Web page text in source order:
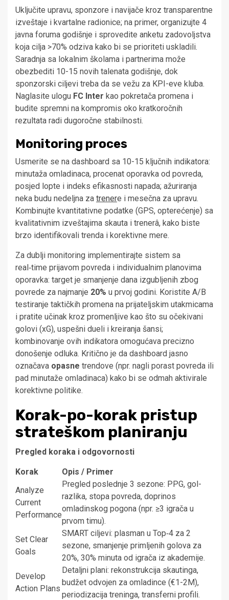
Uključite upravu, sponzore i navijače kroz transparentne
izveštaje i kvartalne radionice; na primer, organizujte 4
javna foruma godišnje i sprovedite anketu zadovoljstva
koja cilja >70% odziva kako bi se prioriteti uskladili.
Saradnja sa lokalnim školama i partnerima može
obezbediti 10-15 novih talenata godišnje, dok
sponzorski ciljevi treba da se vežu za KPI-eve kluba.
Naglasite ulogu FC Inter kao pokretača promena i
budite spremni na kompromis oko kratkoročnih
rezultata radi dugoročne stabilnosti.
Monitoring proces
Usmerite se na dashboard sa 10-15 ključnih indikatora:
minutaža omladinaca, procenat oporavka od povreda,
posjed lopte i indeks efikasnosti napada; ažuriranja
neka budu nedeljna za trenere i mesečna za upravu.
Kombinujte kvantitativne podatke (GPS, opterećenje) sa
kvalitativnim izveštajima skauta i trenerâ, kako biste
brzo identifikovali trenda i korektivne mere.
Za dublji monitoring implementirajte sistem sa
real‑time prijavom povreda i individualnim planovima
oporavka: target je smanjenje dana izgubljenih zbog
povrede za najmanje 20% u prvoj godini. Koristite A/B
testiranje taktičkih promena na prijateljskim utakmicama
i pratite učinak kroz promenljive kao što su očekivani
golovi (xG), uspešni dueli i kreiranja šansi;
kombinovanje ovih indikatora omogućava precizno
donošenje odluka. Kritično je da dashboard jasno
označava opasne trendove (npr. nagli porast povreda ili
pad minutaže omladinaca) kako bi se odmah aktivirale
korektivne politike.
Korak-po-korak pristup
strateškom planiranju
Pregled koraka i odgovornosti
Korak
Opis / Primer
Analyze
Current
Performance
Pregled poslednje 3 sezone: PPG, gol-
razlika, stopa povreda, doprinos
omladinskog pogona (npr. ≥3 igrača u
prvom timu).
Set Clear
Goals
SMART ciljevi: plasman u Top‑4 za 2
sezone, smanjenje primljenih golova za
20%, 30% minuta od igrača iz akademije.
Develop
Action Plans
Detaljni plani: rekonstrukcija skautinga,
budžet odvojen za omladince (€1-2M),
periodizacija treninga, transferni profili.